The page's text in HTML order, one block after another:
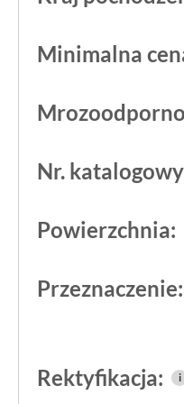
Minimalna
Nr.
Powierzchnia:
Przeznaczenie:
Rektyfikacja: i